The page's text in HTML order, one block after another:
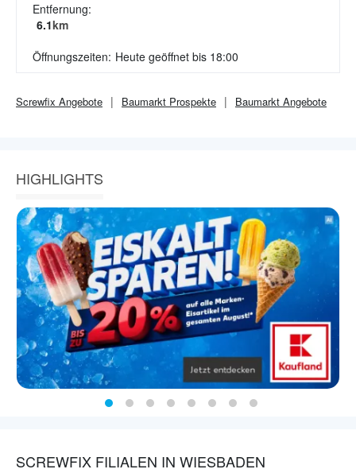
Entfernung:
6.1km
Öffnungszeiten: Heute geöffnet bis 18:00
Screwfix Angebote Baumarkt Prospekte Baumarkt Angebote
HIGHLIGHTS
SCREWFIX FILIALEN IN WIESBADEN